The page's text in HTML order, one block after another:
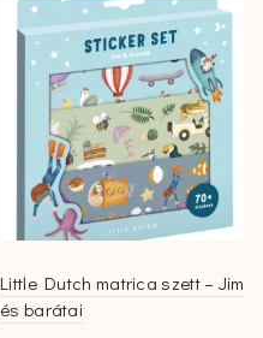
Little Dutch matrica szett – Jim
és barátai